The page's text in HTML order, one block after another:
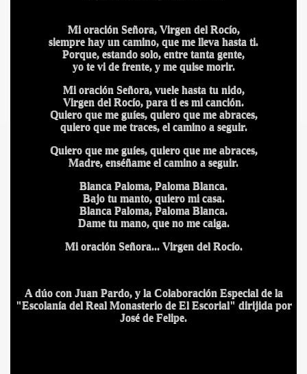
Mi oración Señora, Virgen del Rocío,
siempre hay un camino, que me lleva hasta ti.
Porque, estando solo, entre tanta gente,
yo te vi de frente, y me quise morir.
Mi oración Señora, vuele hasta tu nido,
Virgen del Rocío, para ti es mi canción.
Quiero que me guíes, quiero que me abraces,
quiero que me traces, el camino a seguir.
Quiero que me guíes, quiero que me abraces,
Madre, enséñame el camino a seguir.
Blanca Paloma, Paloma Blanca.
Bajo tu manto, quiero mi casa.
Blanca Paloma, Paloma Blanca.
Dame tu mano, que no me caiga.
Mi oración Señora... Virgen del Rocío.
A dúo con Juan Pardo, y la Colaboración Especial de la
"Escolanía del Real Monasterio de El Escorial" dirijida por
José de Felipe.